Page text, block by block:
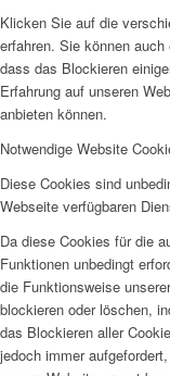
Klicken Sie auf die
erfahren. Sie können
dass das Blockieren
Erfahrung auf unseren
anbieten können.
Notwendige Website
Diese Cookies sind
Webseite verfügbaren
Da diese Cookies für die
Funktionen unbedingt
die Funktionsweise
blockieren oder löschen,
das Blockieren aller
jedoch immer